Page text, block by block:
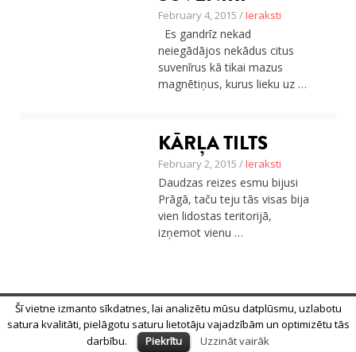
Ceļojumu apraksti
Jaunākie ieraksti
Par mums
Praktiski ieteikumi
Ceļojumu apraksti
Jaunākie ieraksti
Par mums
Praktiski ieteikumi
Privātuma politika
February 4, 2015 /Ieraksti
Es gandrīz nekad
neiegādājos nekādus citus
suvenīrus kā tikai mazus
magnētiņus, kurus lieku uz …
KĀRĻA TILTS
February 2, 2015 /Ieraksti
Daudzas reizes esmu bijusi
Prāgā, taču teju tās visas bija
vien lidostas teritorijā,
izņemot vienu …
© 2018 Alīna Andrušaite, Jēkabs Andrušaitis
Sākums
Par mums Privātuma politika
Šī vietne izmanto sīkdatnes, lai analizētu mūsu datplūsmu, uzlabotu
satura kvalitāti, pielāgotu saturu lietotāju vajadzībām un optimizētu tās
darbību.
Piekrītu Uzzināt vairāk